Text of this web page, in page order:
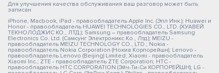
Для улучшения качества обслуживания ваш разговор может быть
записан
iPhone, Macbook, iPad - правообладатель Apple Inc. (Эпл Инк.); Huawei и
Honor - правообладатель HUAWEI TECHNOLOGIES CO., LTD. (ХУАВЕЙ
ТЕКНОЛОДЖИС КО., ЛТД.); Samsung – правообладатель Samsung
Electronics Co. Ltd. (Самсунг Электроникс Ко., Лтд.); MEIZU -
правообладатель MEIZU TECHNOLOGY CO., LTD.; Nokia -
правообладатель Nokia Corporation (Нокиа Корпорейшн); Lenovo -
правообладатель Lenovo (Beijing) Limited; Xiaomi - правообладатель
Xiaomi Inc.; ZTE - правообладатель ZTE Corporation; HTC -
правообладатель HTC CORPORATION (Эйч-Ти-Си КОРПОРЕЙШН); LG -